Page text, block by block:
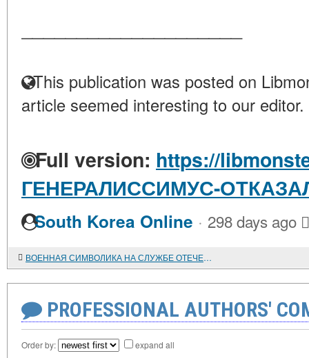
This publication was posted on
article seemed interesting to our editor.
Full version: https://
ГЕНЕРАЛИССИМУС-
South Korea Online · 298 days ago
ВОЕННАЯ СИМВОЛИКА НА СЛУЖБЕ ОТЕЧЕСТВУ. Не нарушать правил геральдики
PROFESSIONAL AUTHORS'
Order by: expand all